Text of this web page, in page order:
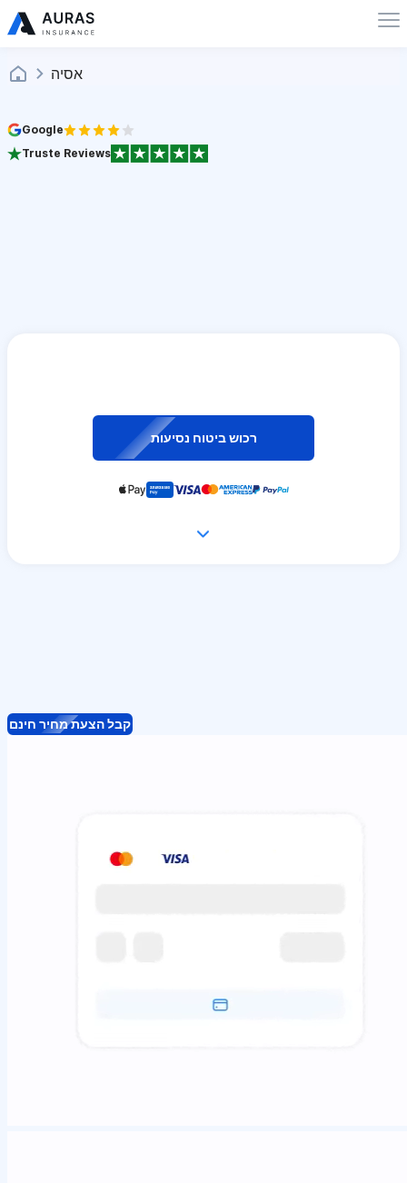
אסיה
Google
Truste Reviews
רכוש ביטוח נסיעות
קבל הצעת מחיר חינם